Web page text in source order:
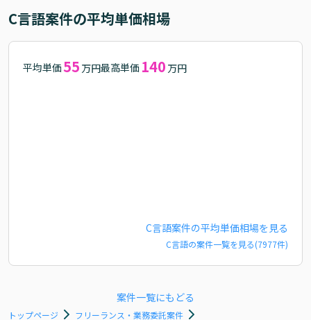
C言語案件の平均単価相場
平均単価55 万円最高単価 140 万円
C言語案件の平均単価相場を見る
C言語の案件一覧を見る(7977件)
案件一覧にもどる
トップページ
フリーランス・業務委託案件